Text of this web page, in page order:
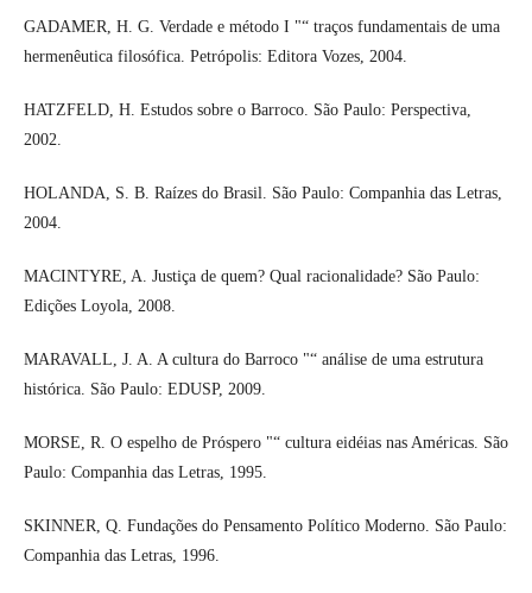
GADAMER, H. G. Verdade e método I "“ traços fundamentais de uma
hermenêutica filosófica. Petrópolis: Editora Vozes, 2004.
HATZFELD, H. Estudos sobre o Barroco. São Paulo: Perspectiva,
2002.
HOLANDA, S. B. Raízes do Brasil. São Paulo: Companhia das Letras,
2004.
MACINTYRE, A. Justiça de quem? Qual racionalidade? São Paulo:
Edições Loyola, 2008.
MARAVALL, J. A. A cultura do Barroco "“ análise de uma estrutura
histórica. São Paulo: EDUSP, 2009.
MORSE, R. O espelho de Próspero "“ cultura eidéias nas Américas. São
Paulo: Companhia das Letras, 1995.
SKINNER, Q. Fundações do Pensamento Político Moderno. São Paulo:
Companhia das Letras, 1996.